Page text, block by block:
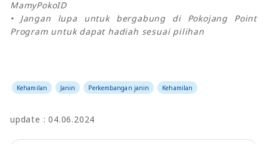
MamyPokoID
• Jangan lupa untuk bergabung di Pokojang Point
Program untuk dapat hadiah sesuai pilihan
Kehamilan Janin Perkembangan janin Kehamilan
update : 04.06.2024